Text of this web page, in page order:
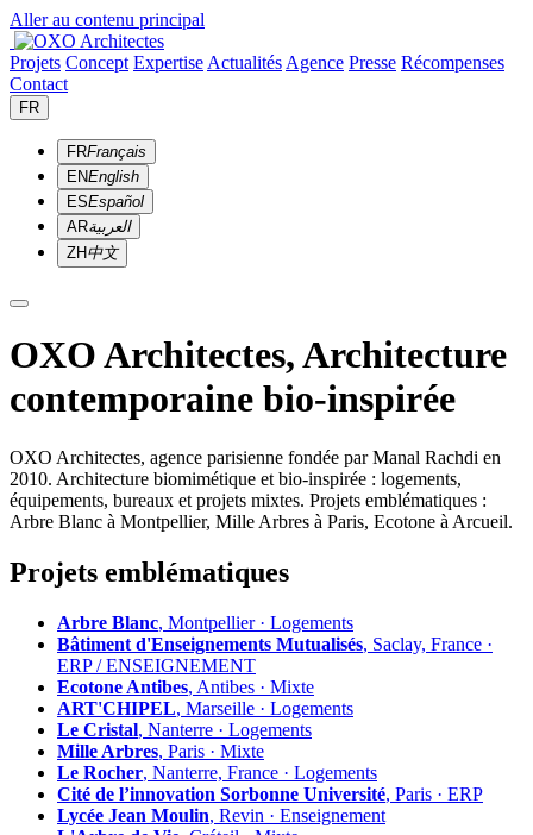
Aller au contenu principal
Projets Concept Expertise Actualités Agence Presse Récompenses
Contact
FR
FRFrançais
ENEnglish
ESEspañol
ARالعربية
ZH中文
OXO Architectes, Architecture
contemporaine bio-inspirée
OXO Architectes, agence parisienne fondée par Manal Rachdi en
2010. Architecture biomimétique et bio-inspirée : logements,
équipements, bureaux et projets mixtes. Projets emblématiques :
Arbre Blanc à Montpellier, Mille Arbres à Paris, Ecotone à Arcueil.
Projets emblématiques
Arbre Blanc, Montpellier · Logements
Bâtiment d'Enseignements Mutualisés, Saclay, France ·
ERP / ENSEIGNEMENT
Ecotone Antibes, Antibes · Mixte
ART'CHIPEL, Marseille · Logements
Le Cristal, Nanterre · Logements
Mille Arbres, Paris · Mixte
Le Rocher, Nanterre, France · Logements
Cité de l’innovation Sorbonne Université, Paris · ERP
Lycée Jean Moulin, Revin · Enseignement